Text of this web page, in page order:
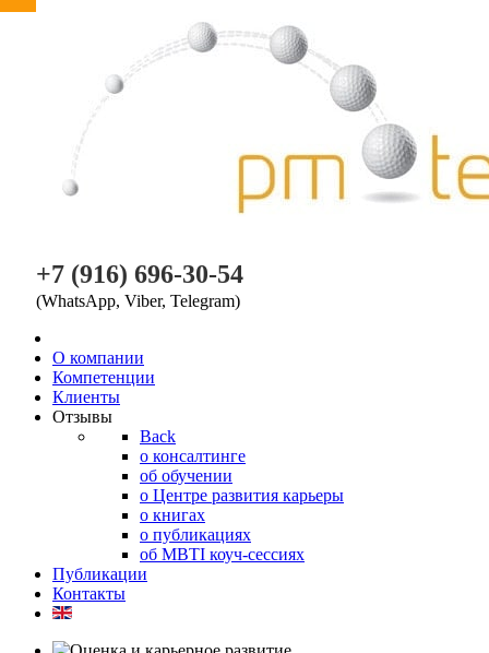
+7 (916) 696-30-54
(WhatsApp, Viber, Telegram)
O компании
Компетенции
Клиенты
Отзывы
Back
о консалтинге
об обучении
о Центре развития карьеры
о книгах
о публикациях
об MBTI коуч-сессиях
Публикации
Контакты